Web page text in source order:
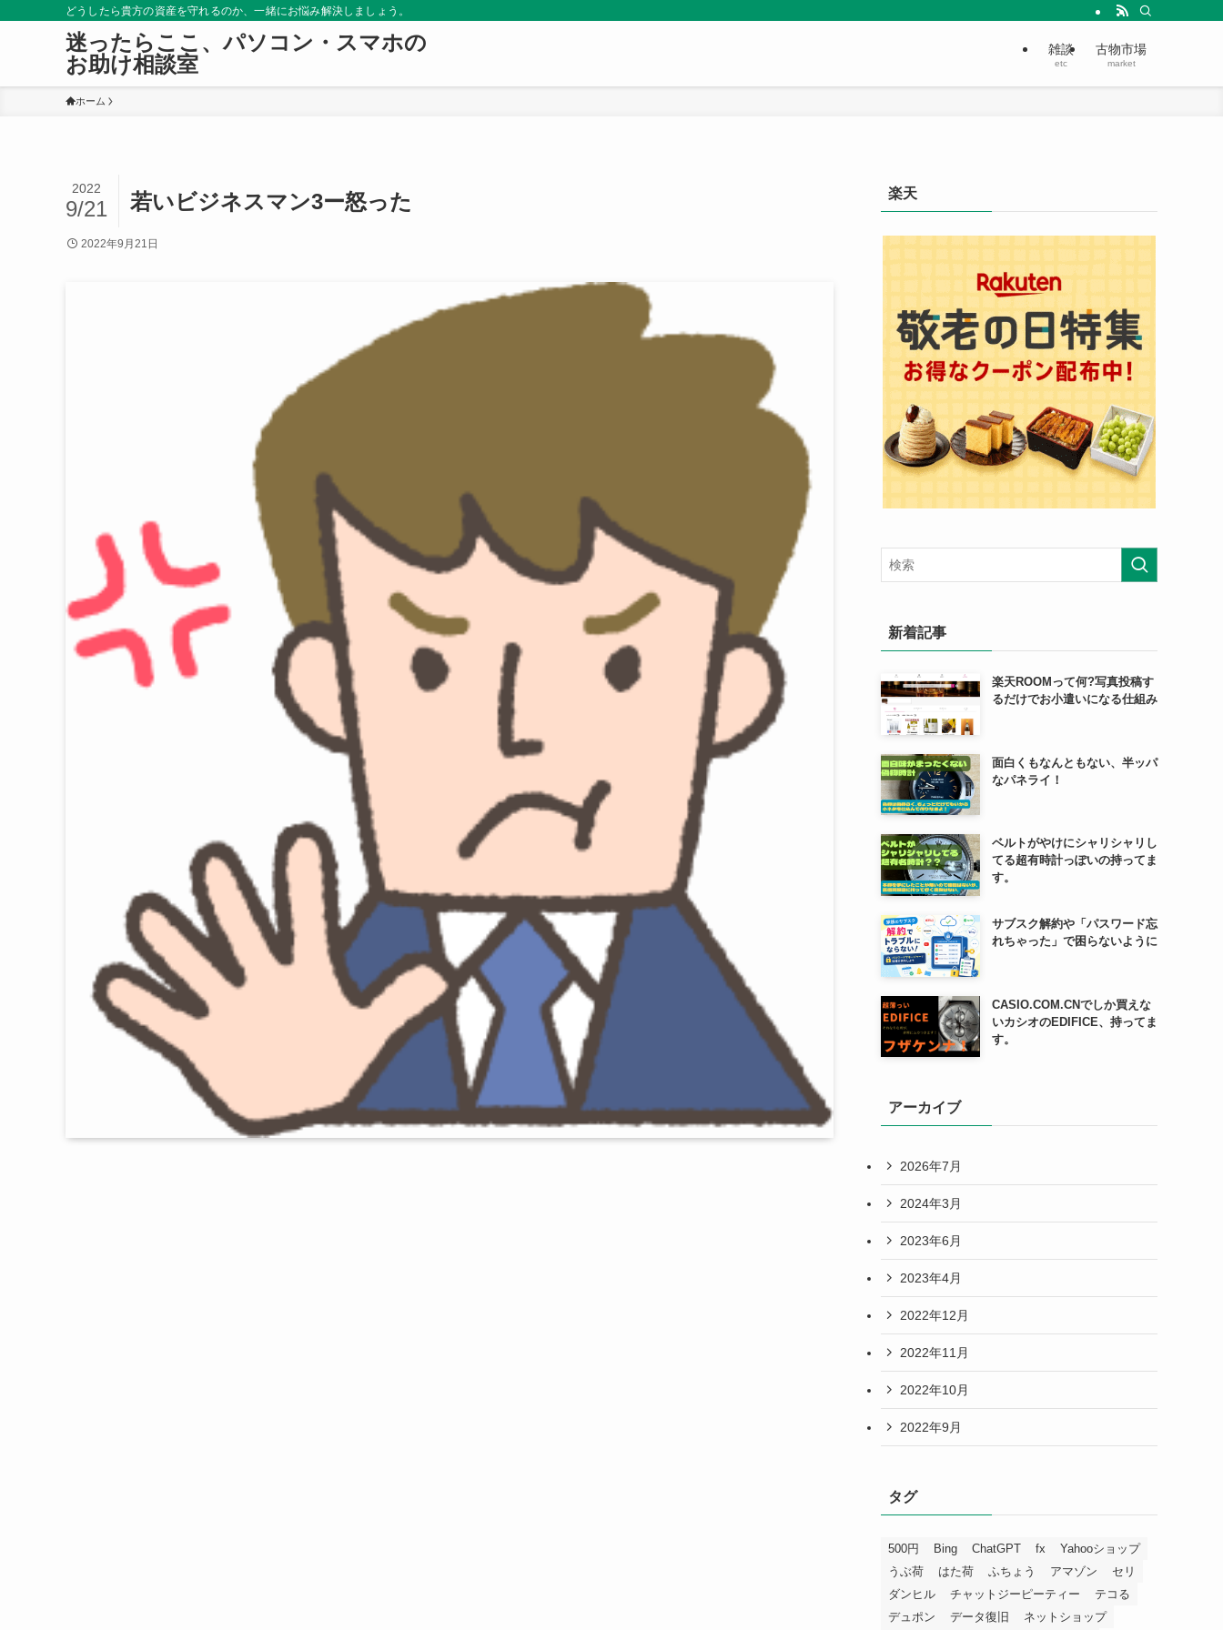
どうしたら貴方の資産を守れるのか、一緒にお悩み解決しましょう。
迷ったらここ、パソコン・スマホの
お助け相談室
雑談
etc
古物市場
market
ホーム
若いビジネスマン3ー怒った
2022
9/21
2022年9月21日
楽天
新着記事
楽天ROOMって何?写真投稿す
るだけでお小遣いになる仕組み
面白くもなんともない、半ッパ
なパネライ！
ベルトがやけにシャリシャリし
てる超有時計っぽいの持ってま
す。
サブスク解約や「パスワード忘
れちゃった」で困らないように
CASIO.COM.CNでしか買えな
いカシオのEDIFICE、持ってま
す。
アーカイブ
2026年7月
2024年3月
2023年6月
2023年4月
2022年12月
2022年11月
2022年10月
2022年9月
タグ
500円 Bing ChatGPT fx
Yahooショップ
うぶ荷
はた荷 ふちょう アマゾン
セリ
ダンヒル
チャットジーピーティー
テコる
デュポン
データ復旧 ネットショップ